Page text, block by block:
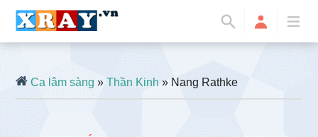
Ca lâm sàng »Thần Kinh » Nang Rathke